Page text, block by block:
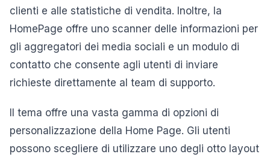
clienti e alle statistiche di vendita. Inoltre, la
HomePage offre uno scanner delle informazioni per
gli aggregatori dei media sociali e un modulo di
contatto che consente agli utenti di inviare
richieste direttamente al team di supporto.
Il tema offre una vasta gamma di opzioni di
personalizzazione della Home Page. Gli utenti
possono scegliere di utilizzare uno degli otto layout